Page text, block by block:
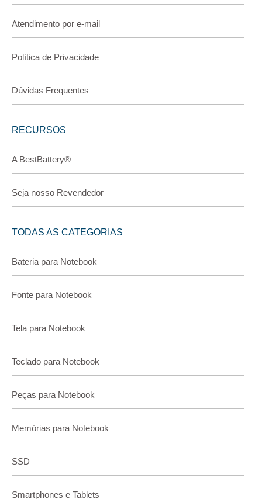
Atendimento por e-mail
Política de Privacidade
Dúvidas Frequentes
RECURSOS
A BestBattery®
Seja nosso Revendedor
TODAS AS CATEGORIAS
Bateria para Notebook
Fonte para Notebook
Tela para Notebook
Teclado para Notebook
Peças para Notebook
Memórias para Notebook
SSD
Smartphones e Tablets